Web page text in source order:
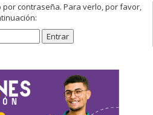
contraseña. Para verlo, por favor,